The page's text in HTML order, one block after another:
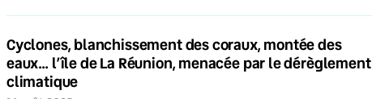
Cyclones, blanchissement des coraux, montée des
eaux… l’île de La Réunion, menacée par le dérèglement
climatique